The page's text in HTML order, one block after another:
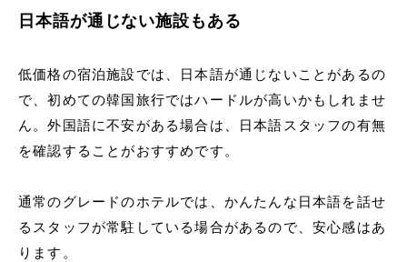
日本語が通じない施設もある
低価格の宿泊施設では、日本語が通じないことがあるの
で、初めての韓国旅行ではハードルが高いかもしれませ
ん。外国語に不安がある場合は、日本語スタッフの有無
を確認することがおすすめです。
通常のグレードのホテルでは、かんたんな日本語を話せ
るスタッフが常駐している場合があるので、安心感はあ
ります。